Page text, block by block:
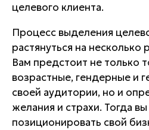
целевого клиента.
Процесс выделения
растянуться на несколько
Вам предстоит не только
возрастные, гендерные и
своей аудитории, но и
желания и страхи. Тогда
позиционировать свой